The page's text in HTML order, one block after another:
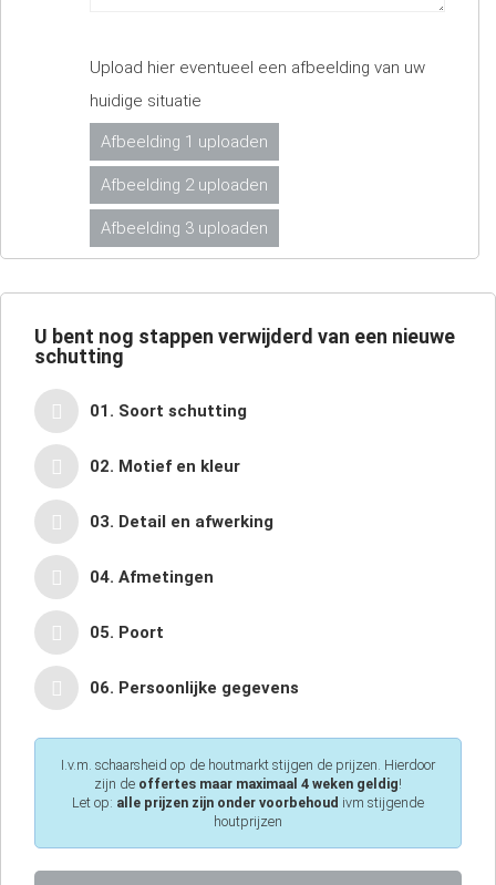
Upload hier eventueel een afbeelding van uw
huidige situatie
Afbeelding 1 uploaden
Afbeelding 2 uploaden
Afbeelding 3 uploaden
U bent nog stappen verwijderd van een nieuwe
schutting
01. Soort schutting
02. Motief en kleur
03. Detail en afwerking
04. Afmetingen
05. Poort
06. Persoonlijke gegevens
I.v.m. schaarsheid op de houtmarkt stijgen de prijzen. Hierdoor
zijn de offertes maar maximaal 4 weken geldig!
Let op: alle prijzen zijn onder voorbehoud ivm stijgende
houtprijzen